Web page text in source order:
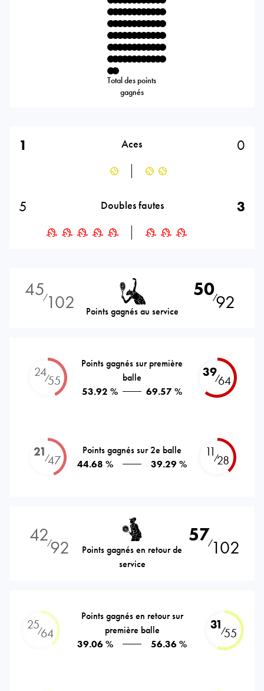
Total des points
gagnés
1 Aces 0
5 Doubles fautes 3
45⁄102 Points gagnés au service
50⁄92
24⁄55
Points gagnés sur première
balle
53.92 %
69.57 %
39⁄64
21⁄47
Points gagnés sur 2e balle
44.68 %
39.29 %
11⁄28
42⁄92
Points gagnés en retour de
service
57⁄102
25⁄64
Points gagnés en retour sur
première balle
39.06 %
56.36 %
31 ⁄55